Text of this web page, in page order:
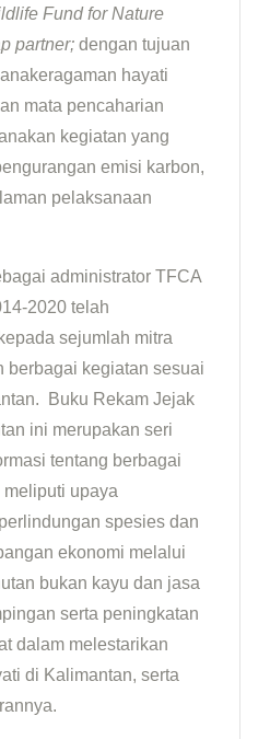
Fund for Nature
partner; dengan tujuan
hayati
mata pencaharian
kegiatan yang
emisi karbon,
pelaksanaan
administrator TFCA
2020 telah
sejumlah mitra
berbagai kegiatan sesuai
Buku Rekam Jejak
ini merupakan seri
tentang berbagai
meliputi upaya
spesies dan
ekonomi melalui
bukan kayu dan jasa
serta peningkatan
dalam melestarikan
di Kalimantan, serta